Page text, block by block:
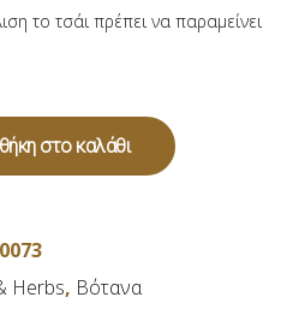
το τσάι πρέπει να παραμείνει
στο καλάθι
Herbs, Βότανα